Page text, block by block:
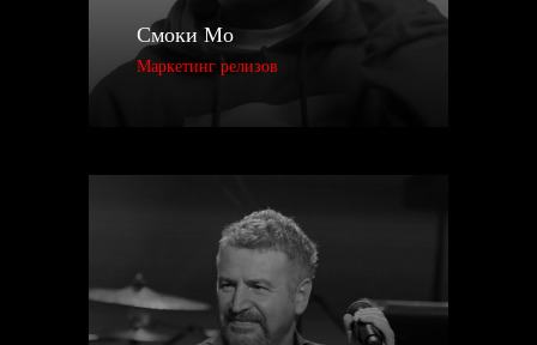
Смоки Мо
Маркетинг релизов